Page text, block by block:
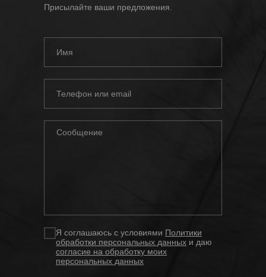
Присылайте ваши предложения.
Я соглашаюсь с условиями Политики
обработки персональных данных и даю
согласие на обработку моих
персональных данных